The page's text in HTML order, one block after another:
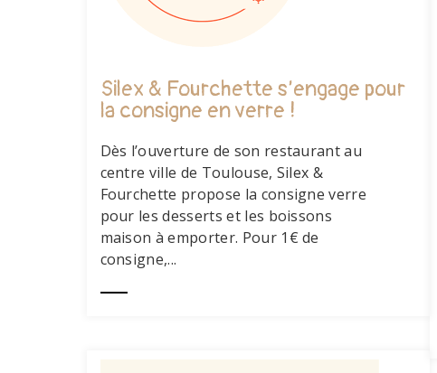
Silex & Fourchette s’engage pour
la consigne en verre !
Dès l’ouverture de son restaurant au
centre ville de Toulouse, Silex &
Fourchette propose la consigne verre
pour les desserts et les boissons
maison à emporter. Pour 1€ de
consigne,...